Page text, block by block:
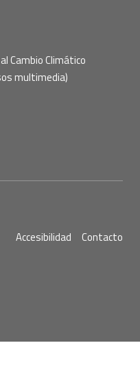
Cambio Climático
multimedia)
Accesibilidad Contacto